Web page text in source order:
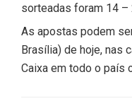
sorteadas foram 14
As apostas podem
Brasília) de hoje, nas
Caixa em todo o país